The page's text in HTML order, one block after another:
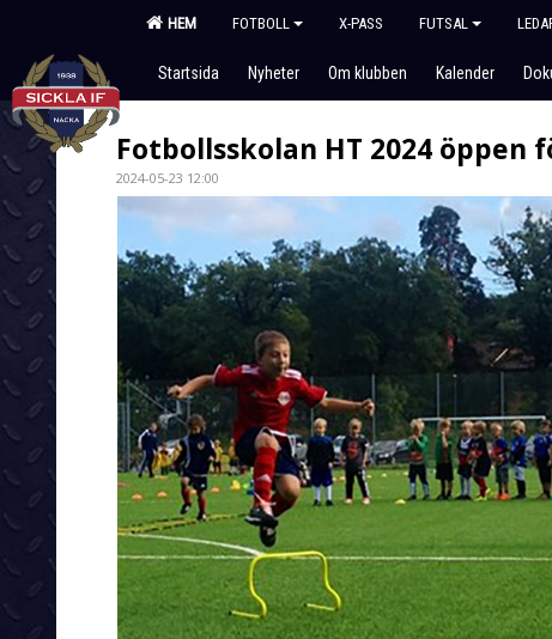
HEM FOTBOLL X-PASS FUTSAL
Startsida Nyheter Om klubben Kalender
Fotbollsskolan HT 2024 öppen
2024-05-23 12:00